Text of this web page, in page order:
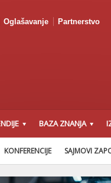
Oglašavanje Partnerstvo
BAZA ZNANJA
KONFERENCIJE SAJMOVI